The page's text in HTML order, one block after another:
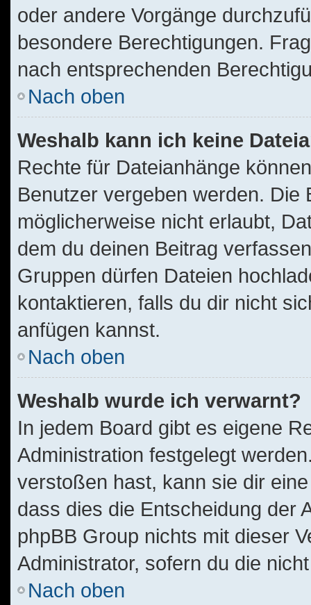
oder andere Vorgänge
besondere Berechtigungen.
nach entsprechenden
Nach oben
Weshalb kann ich keine
Rechte für Dateianhänge
Benutzer vergeben werden. Die
möglicherweise nicht erlaubt,
dem du deinen Beitrag
Gruppen dürfen Dateien
kontaktieren, falls du dir nicht
anfügen kannst.
Nach oben
Weshalb wurde ich verwarnt?
In jedem Board gibt es eigene
Administration festgelegt
verstoßen hast, kann sie dir
dass dies die Entscheidung der
phpBB Group nichts mit dieser
Administrator, sofern du die
Nach oben